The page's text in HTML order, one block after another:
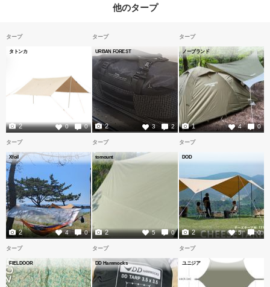
他のタープ
タープ
タトンカ
0 0
2
タープ
URBAN FOREST
3 2
2
タープ
ノーブランド
4 0
1
タープ
Xfoil
4 0
2
タープ
tomount
5 0
2
タープ
DOD
5 0
2
タープ
FIELDOOR
タープ
DD Hammocks
タープ
ユニジア